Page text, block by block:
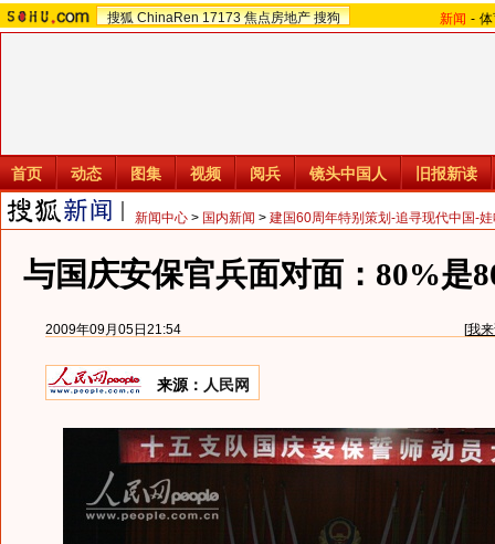
搜狐 ChinaRen 17173 焦点房地产 搜狗 新闻 -
首页 动态 图集 视频 阅兵 镜头中国人 旧报新读
新闻中心 > 国内新闻 > 建国60周年特别策划-追寻现代中国-
与国庆安保官兵面对面：80%是
2009年09月05日21:54 [我
来源： 人民网